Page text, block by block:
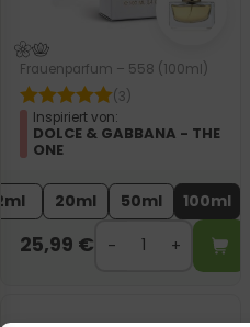
Frauenparfum – 558 (100ml)
(3)
Inspiriert von:
DOLCE & GABBANA - THE
ONE
20ml 50ml 100ml
25,99 €